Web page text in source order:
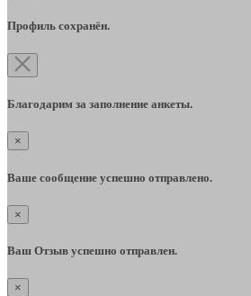
Профиль сохранён.
Благодарим за заполнение анкеты.
×
Ваше сообщение успешно отправлено.
×
Ваш Отзыв успешно отправлен.
×